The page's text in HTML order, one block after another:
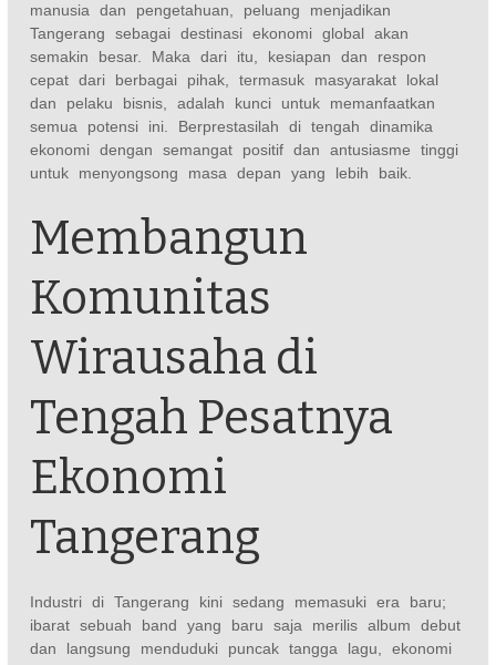
manusia dan pengetahuan, peluang menjadikan
Tangerang sebagai destinasi ekonomi global akan
semakin besar. Maka dari itu, kesiapan dan respon
cepat dari berbagai pihak, termasuk masyarakat lokal
dan pelaku bisnis, adalah kunci untuk memanfaatkan
semua potensi ini. Berprestasilah di tengah dinamika
ekonomi dengan semangat positif dan antusiasme tinggi
untuk menyongsong masa depan yang lebih baik.
Membangun
Komunitas
Wirausaha di
Tengah Pesatnya
Ekonomi
Tangerang
Industri di Tangerang kini sedang memasuki era baru;
ibarat sebuah band yang baru saja merilis album debut
dan langsung menduduki puncak tangga lagu, ekonomi